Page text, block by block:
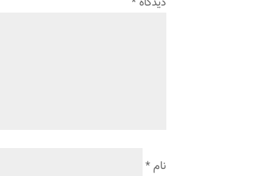
نام*